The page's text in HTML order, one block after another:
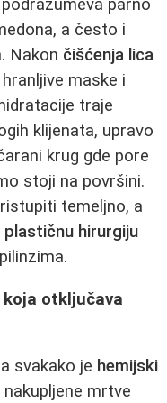
podrazumeva parno
a često i
Nakon čišćenja lica
maske i
traje
klijenata, upravo
krug gde pore
stoji na površini.
temeljno, a
hirurgiju
otključava
svakako je hemijski
mrtve